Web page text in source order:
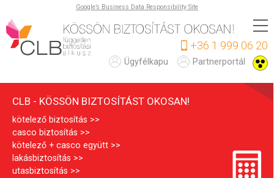
Google’s Business Data Responsibility Site
Ugrás
a
tartalomra
L
B
+36 1 999 06 20
Partnerportál
Ügyfélkapu
CLB - KÖSSÖN BIZTOSÍTÁST OKOSAN!
kötelező biztosítás
casco biztosítás
kötelező + casco együtt
lakásbiztosítás
utasbiztosítás